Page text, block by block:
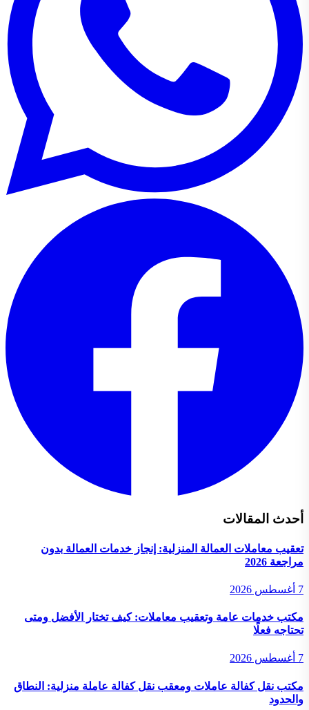
أحدث المقالات
تعقيب معاملات العمالة المنزلية: إنجاز خدمات العمالة بدون
مراجعة 2026
7 أغسطس 2026
مكتب خدمات عامة وتعقيب معاملات: كيف تختار الأفضل ومتى
تحتاجه فعلًا
7 أغسطس 2026
مكتب نقل كفالة عاملات ومعقب نقل كفالة عاملة منزلية: النطاق
والحدود